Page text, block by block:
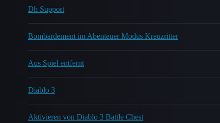
Dh Support
Bombardement im Abenteuer Modus Kreuzritter
Aus Spiel entfernt
Diablo 3
Aktivieren von Diablo 3 Battle Chest